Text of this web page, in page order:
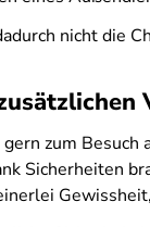
nicht die
zum
Sicherheiten